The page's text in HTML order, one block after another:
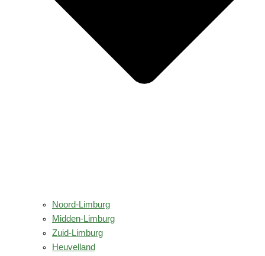
Noord-Limburg
Midden-Limburg
Zuid-Limburg
Heuvelland